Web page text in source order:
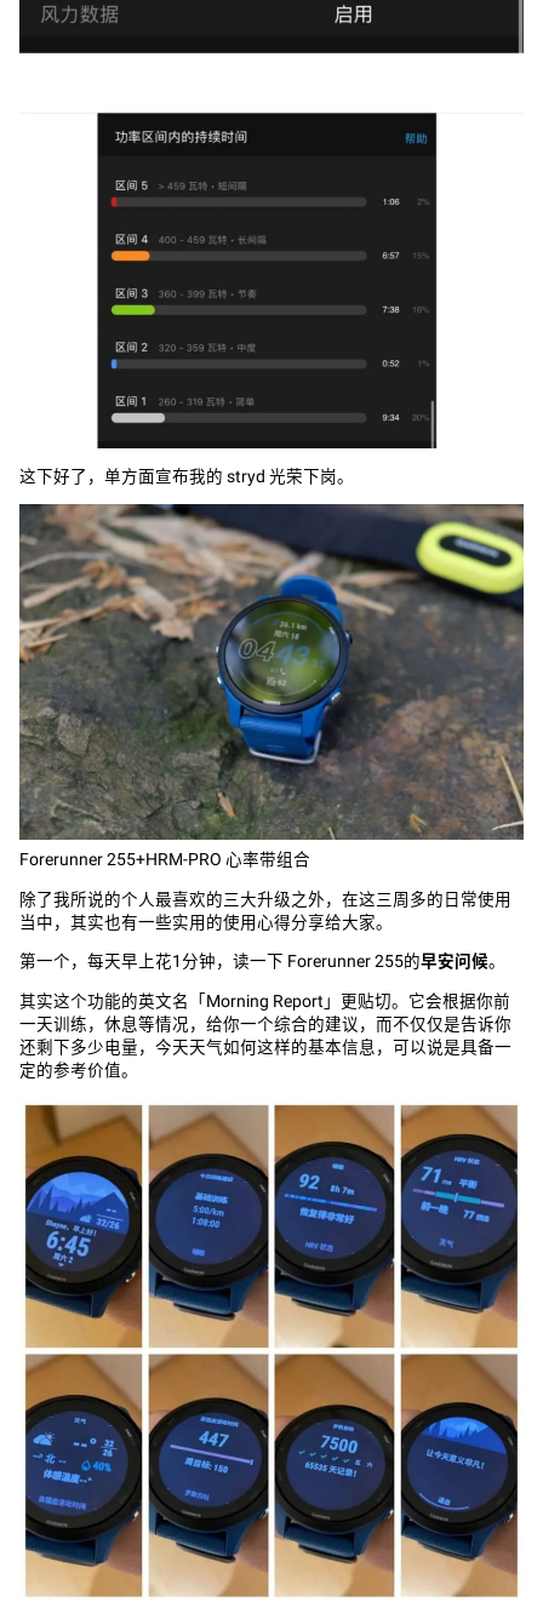
这下好了，单方面宣布我的 stryd 光荣下岗。
Forerunner 255+HRM-PRO 心率带组合
除了我所说的个人最喜欢的三大升级之外，在这三周多的日常使用
当中，其实也有一些实用的使用心得分享给大家。
第一个，每天早上花1分钟，读一下 Forerunner 255的早安问候。
其实这个功能的英文名「Morning Report」更贴切。它会根据你前
一天训练，休息等情况，给你一个综合的建议，而不仅仅是告诉你
还剩下多少电量，今天天气如何这样的基本信息，可以说是具备一
定的参考价值。